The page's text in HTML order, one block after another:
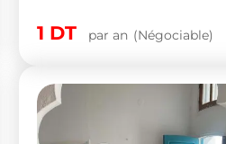
1 DT par an (Négociable)